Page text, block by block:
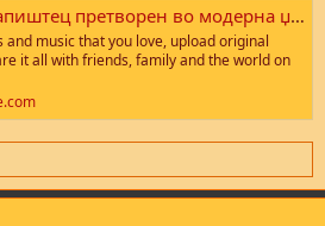
во модерна џунгла, жителите на протест
and music that you love, upload original
it all with friends, family and the world on